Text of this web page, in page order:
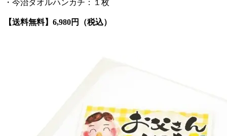
・今治タオルハンカチ：１枚
【送料無料】6,980円（税込）